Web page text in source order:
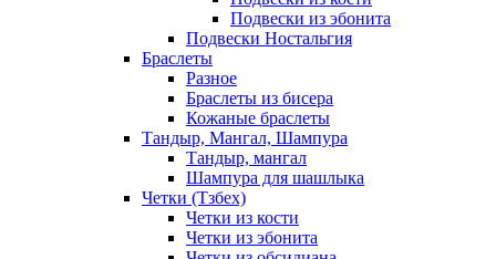
Подвески из эбонита
Подвески Ностальгия
Браслеты
Разное
Браслеты из бисера
Кожаные браслеты
Тандыр, Мангал, Шампура
Тандыр, мангал
Шампура для шашлыка
Четки (Тзбех)
Четки из кости
Четки из эбонита